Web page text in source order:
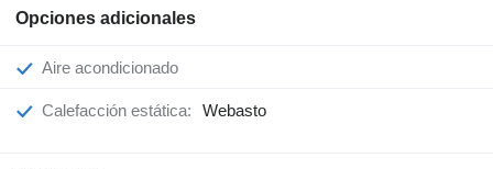
Opciones adicionales
Aire acondicionado
Calefacción estática: Webasto